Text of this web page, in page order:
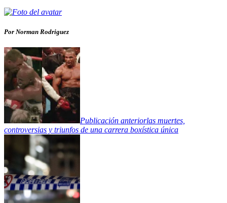
Por Norman Rodriguez
Publicación anteriorlas muertes,
controversias y triunfos de una carrera boxística única